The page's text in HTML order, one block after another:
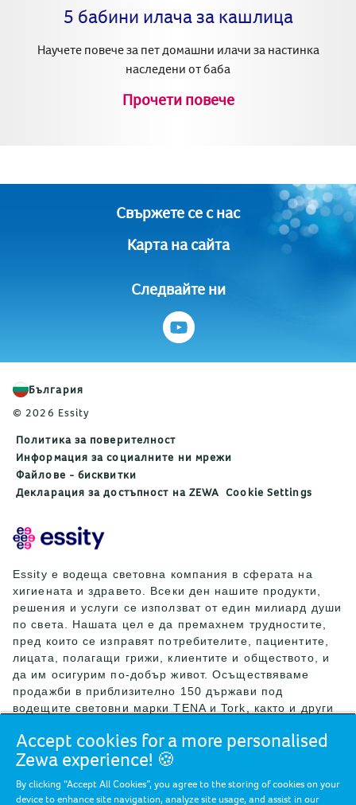
5 бабини илача за кашлица
Научете повече за пет домашни илачи за настинка
наследени от баба
Прочети повече
Свържете се с нас
Карта на сайта
Следвайте ни
България
© 2026 Essity
Политика за поверителност
Информация за социалните ни мрежи
Файлове - бисквитки
Декларация за достъпност на ZEWA Cookie Settings
Essity е водеща световна компания в сферата на
хигиената и здравето. Всеки ден нашите продукти,
решения и услуги се използват от един милиард души
по света. Нашата цел е да премахнем трудностите,
пред които се изправят потребителите, пациентите,
лицата, полагащи грижи, клиентите и обществото, и
да им осигурим по-добър живот. Осъществяваме
продажби в приблизително 150 държави под
водещите световни марки TENA и Tork, както и други
Leukoplast, Libero, Libresse, Lotus, Modibodi,
Nosotras, Saba, Tempo, TOM Organic и Zewa. През
приблизително 146 млрд. шведски крони (13 млрд.
Accept cookies for a more personalised
Zewa experience! 🍪
By clicking “Accept All Cookies”, you agree to the storing of cookies on your
device to enhance site navigation, analyze site usage, and assist in our